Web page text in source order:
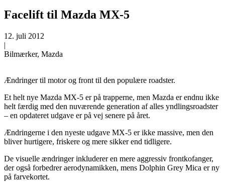
Facelift til Mazda MX-5
12. juli 2012
|
Bilmærker, Mazda
Ændringer til motor og front til den populære roadster.
Et helt nye Mazda MX-5 er på trapperne, men Mazda er endnu ikke
helt færdig med den nuværende generation af alles yndlingsroadster
– en opdateret udgave er på vej senere på året.
Ændringerne i den nyeste udgave MX-5 er ikke massive, men den
bliver hurtigere, friskere og mere sikker end tidligere.
De visuelle ændringer inkluderer en mere aggressiv frontkofanger,
der også forbedrer aerodynamikken, mens Dolphin Grey Mica er ny
på farvekortet.